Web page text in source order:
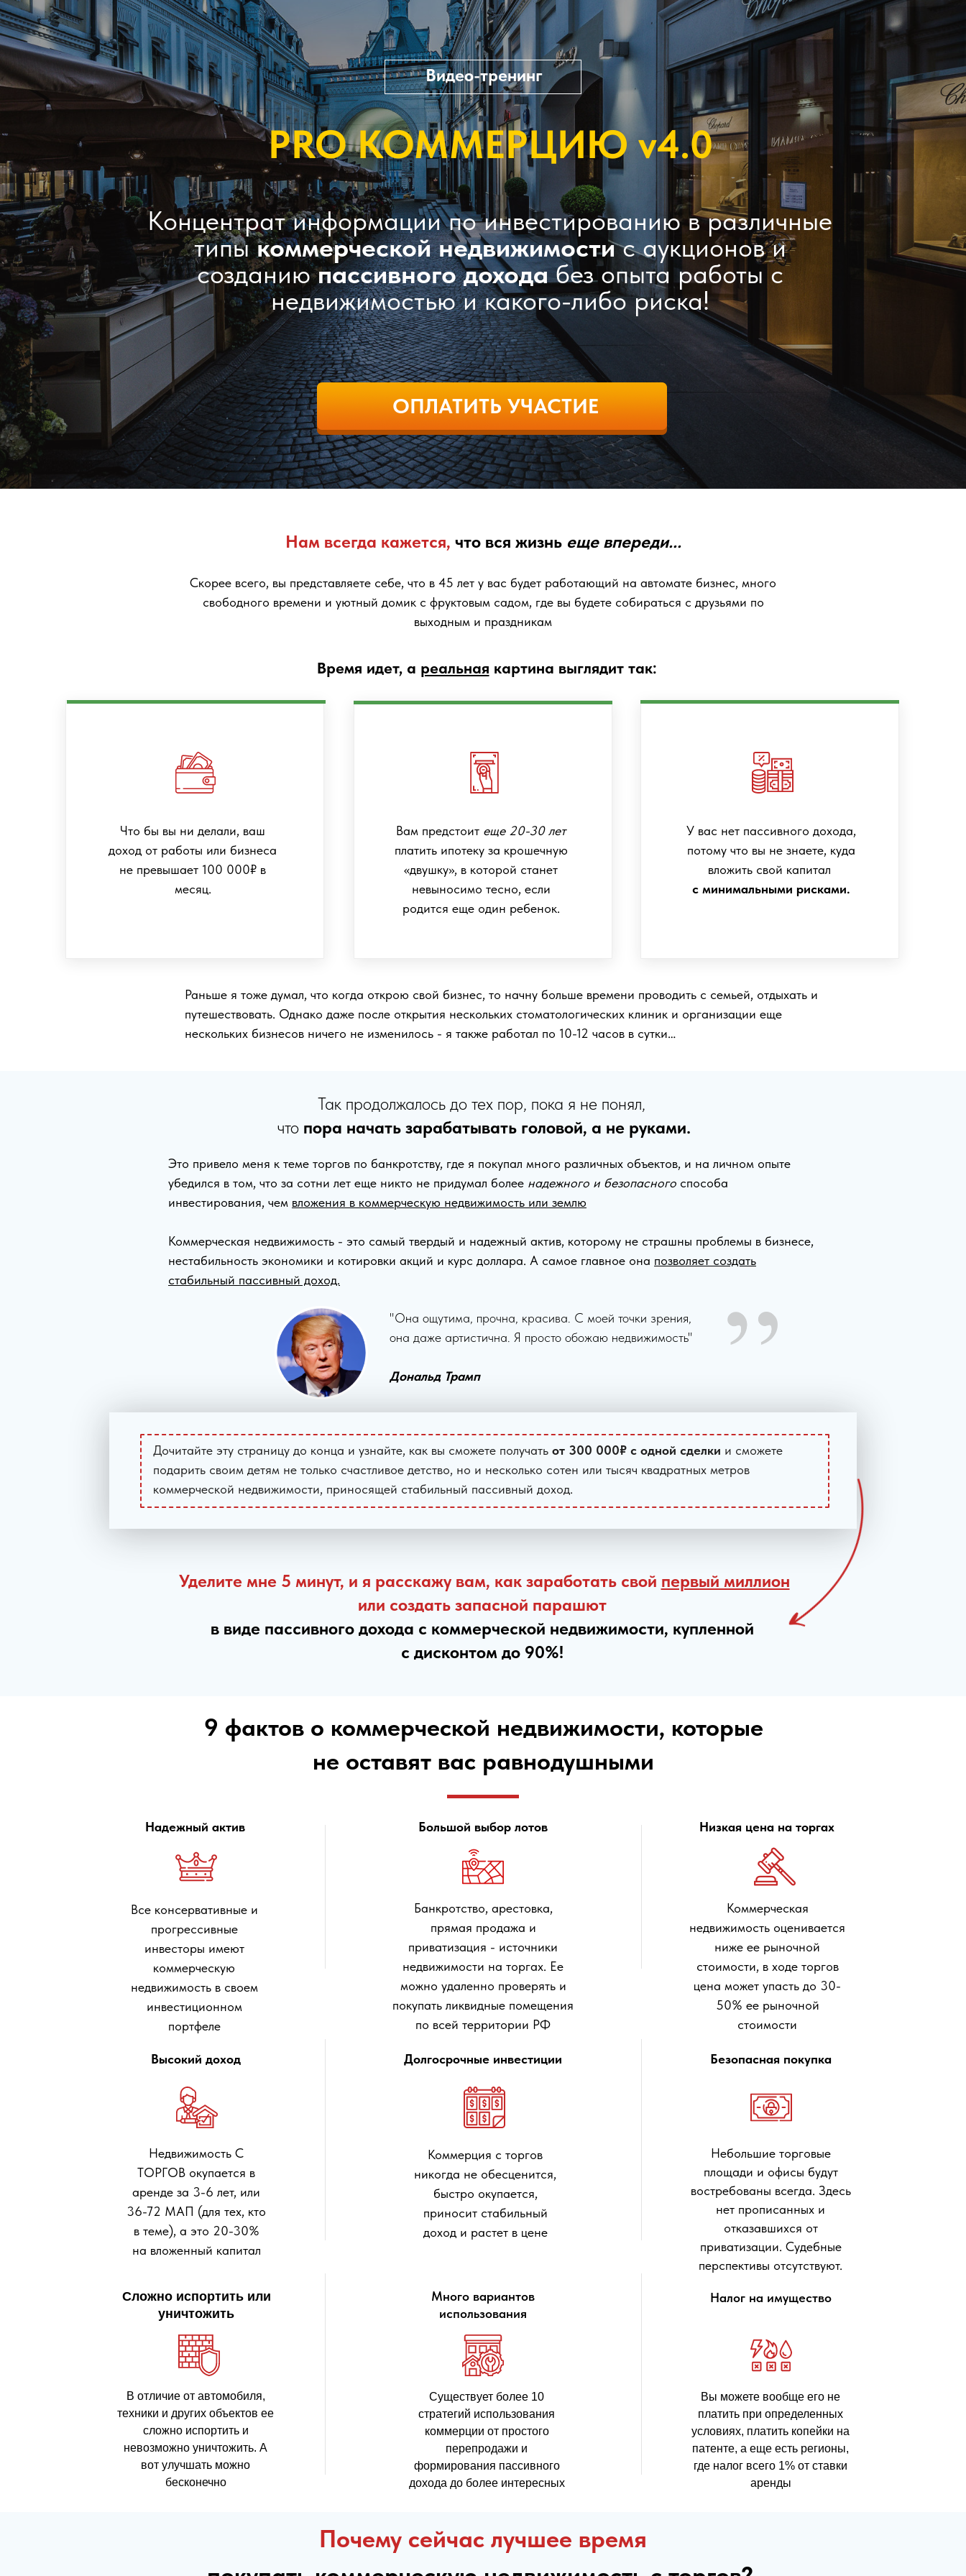
ОПЛАТИТЬ УЧАСТИЕ
PRO КОММЕРЦИЮ v4.0
Концентрат информации по инвестированию в различные
типыкоммерческой недвижимостис аукционов и
созданиюпассивного доходабез опыта работы с
недвижимостью и какого-либо риска!
Видео-тренинг
Время идет, а реальная картина выглядит так:
Нам всегда кажется, что вся жизнь еще впереди...
Скорее всего, вы представляете себе, что в 45 лет у вас будет работающий на автомате бизнес, много
свободного времени и уютный домик с фруктовым садом, где вы будете собираться с друзьями по
выходным и праздникам
Что бы вы ни делали, ваш
доход от работы или бизнеса
не превышает 100 000₽ в
месяц.
Вам предстоит еще 20-30 лет
платить ипотеку за крошечную
«двушку», в которой станет
невыносимо тесно, если
родится еще один ребенок.
У вас нет пассивного дохода,
потому что вы не знаете, куда
вложить свой капитал
с минимальными рисками.
Раньше я тоже думал, что когда открою свой бизнес, то начну больше времени проводить с семьей, отдыхать и
путешествовать. Однако даже после открытия нескольких стоматологических клиник и организации еще
нескольких бизнесов ничего не изменилось - я также работал по 10-12 часов в сутки…
Это привело меня к теме торгов по банкротству, где я покупал много различных объектов, и на личном опыте
убедился в том, что за сотни лет еще никто не придумал более надежного и безопасного способа
инвестирования, чем вложения в коммерческую недвижимость или землю
Коммерческая недвижимость - это самый твердый и надежный актив, которому не страшны проблемы в бизнесе,
нестабильность экономики и котировки акций и курс доллара. А самое главное она позволяет создать
стабильный пассивный доход.
"Она ощутима, прочна, красива. С моей точки зрения,
она даже артистична. Я просто обожаю недвижимость"
Дональд Трамп
Дочитайте эту страницу до конца и узнайте, как вы сможете получать от 300 000₽ с одной сделки и сможете
подарить своим детям не только счастливое детство, но и несколько сотен или тысяч квадратных метров
коммерческой недвижимости, приносящей стабильный пассивный доход.
Так продолжалось до тех пор, пока я не понял,
что пора начать зарабатывать головой, а не руками.
Уделите мне 5 минут, и я расскажу вам, как заработать свой первый миллион
или создать запасной парашют
в виде пассивного дохода с коммерческой недвижимости, купленной
с дисконтом до 90%!
Все консервативные и
прогрессивные
инвесторы имеют
коммерческую
недвижимость в своем
инвестиционном
портфеле
Банкротство, арестовка,
прямая продажа и
приватизация - источники
недвижимости на торгах. Ее
можно удаленно проверять и
покупать ликвидные помещения
по всей территории РФ
Коммерческая
недвижимость оценивается
ниже ее рыночной
стоимости, в ходе торгов
цена может упасть до 30-
50% ее рыночной
стоимости
Надежный актив Большой выбор лотов Низкая цена на торгах
9 фактов о коммерческой недвижимости, которые
не оставят вас равнодушными
Недвижимость С
ТОРГОВ окупается в
аренде за 3-6 лет, или
36-72 МАП (для тех, кто
в теме), а это 20-30%
на вложенный капитал
Коммерция с торгов
никогда не обесценится,
быстро окупается,
приносит стабильный
доход и растет в цене
Небольшие торговые
площади и офисы будут
востребованы всегда. Здесь
нет прописанных и
отказавшихся от
приватизации. Судебные
перспективы отсутствуют.
Высокий доход Долгосрочные инвестиции Безопасная покупка
В отличие от автомобиля,
техники и других объектов ее
сложно испортить и
невозможно уничтожить. А
вот улучшать можно
бесконечно
Существует более 10
стратегий использования
коммерции от простого
перепродажи и
формирования пассивного
дохода до более интересных
Вы можете вообще его не
платить при определенных
условиях, платить копейки на
патенте, а еще есть регионы,
где налог всего 1% от ставки
аренды
Сложно испортить или
уничтожить
Много вариантов
использования
Налог на имущество
Почему сейчас лучшее время